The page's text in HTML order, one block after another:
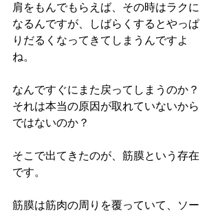
肩をもんでもらえば、その時はラクに
なるんですが、しばらくするとやっぱ
りだるくなってきてしまうんですよ
ね。
なんですぐにまた戻ってしまうのか？
それは本当の原因が取れていないから
ではないのか？
そこで出てきたのが、筋膜という存在
です。
筋膜は筋肉の周りを覆っていて、ソー